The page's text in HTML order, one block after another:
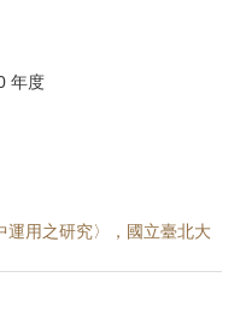
年度
運用之研究〉，國立臺北大